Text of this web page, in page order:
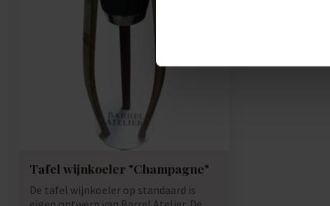
Tafel wijnkoeler "Champagne"
De tafel wijnkoeler op standaard is